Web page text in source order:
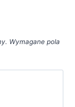
Wymagane pola